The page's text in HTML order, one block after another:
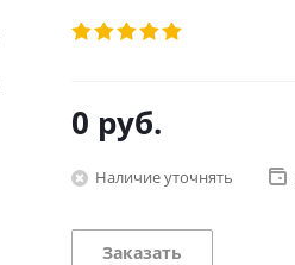
0 руб.
Наличие уточнять
Заказать